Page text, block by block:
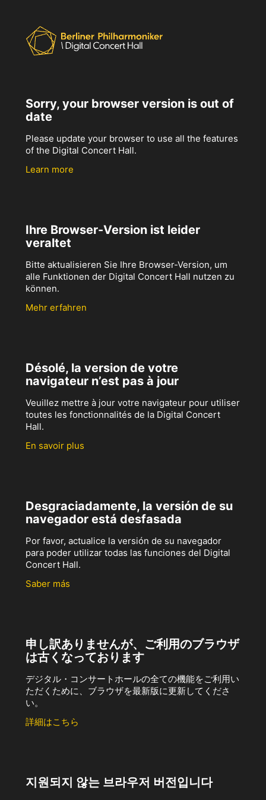
Sorry, your browser version is out of
date
Please update your browser to use all the features
of the Digital Concert Hall.
Learn more
Ihre Browser-Version ist leider
veraltet
Bitte aktualisieren Sie Ihre Browser-Version, um
alle Funktionen der Digital Concert Hall nutzen zu
können.
Mehr erfahren
Désolé, la version de votre
navigateur n’est pas à jour
Veuillez mettre à jour votre navigateur pour utiliser
toutes les fonctionnalités de la Digital Concert
Hall.
En savoir plus
Desgraciadamente, la versión de su
navegador está desfasada
Por favor, actualice la versión de su navegador
para poder utilizar todas las funciones del Digital
Concert Hall.
Saber más
申し訳ありませんが、ご利用のブラウザ
は古くなっております
デジタル・コンサートホールの全ての機能をご利用い
ただくために、ブラウザを最新版に更新してくださ
い。
詳細はこちら
지원되지 않는 브라우저 버전입니다